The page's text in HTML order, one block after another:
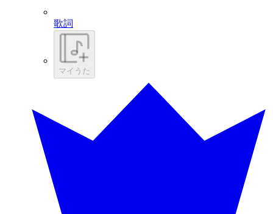
歌詞
マイうた